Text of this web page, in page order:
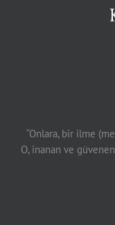
“Onlara, bir ilme
O, inanan ve